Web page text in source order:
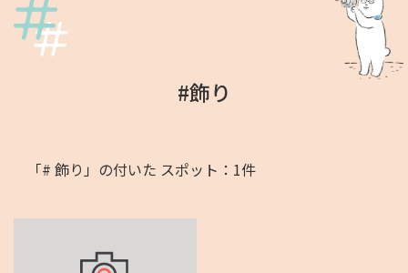
#飾り
「# 飾り」の付いた スポット：1件